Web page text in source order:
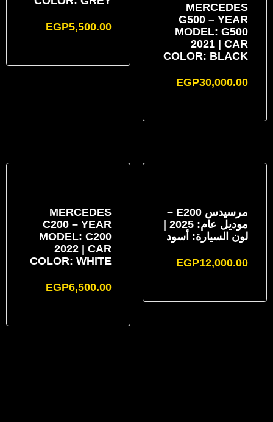
MERCEDES
G500 – YEAR
MODEL: G500
2021 | CAR
COLOR: BLACK
EGP30,000.00
EGP5,500.00
مرسيدس E200 –
لون السيارة: أسود
EGP12,000.00
MERCEDES
C200 – YEAR
MODEL: C200
2022 | CAR
COLOR: WHITE
EGP6,500.00